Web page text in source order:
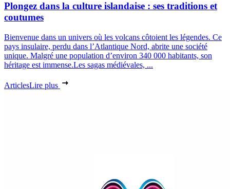
Plongez dans la culture islandaise : ses traditions et
coutumes
Bienvenue dans un univers où les volcans côtoient les légendes. Ce
pays insulaire, perdu dans l’Atlantique Nord, abrite une société
unique. Malgré une population d’environ 340 000 habitants, son
héritage est immense.Les sagas médiévales, ...
ArticlesLire plus